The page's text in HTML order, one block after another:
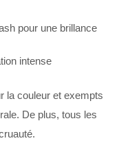
pour une brillance
intense
la couleur et exempts
De plus, tous les